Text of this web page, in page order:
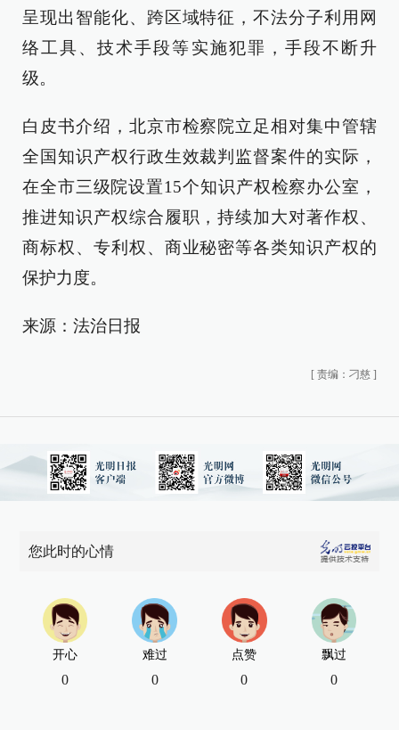
呈现出智能化、跨区域特征，不法分子利用网
络工具、技术手段等实施犯罪，手段不断升
级。
白皮书介绍，北京市检察院立足相对集中管辖
全国知识产权行政生效裁判监督案件的实际，
在全市三级院设置15个知识产权检察办公室，
推进知识产权综合履职，持续加大对著作权、
商标权、专利权、商业秘密等各类知识产权的
保护力度。
来源：法治日报
[ 责编：刁慈 ]
您此时的心情
开心
0
难过
0
点赞
0
飘过
0